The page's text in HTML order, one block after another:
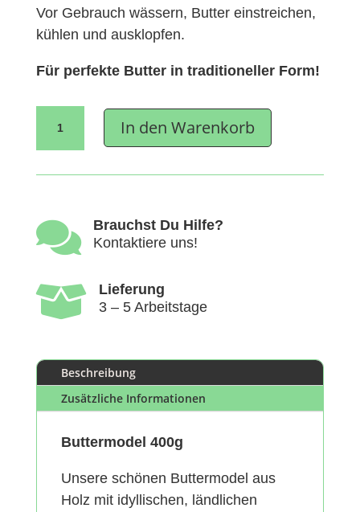
Vor Gebrauch wässern, Butter einstreichen,
kühlen und ausklopfen.
Für perfekte Butter in traditioneller Form!
Buttermodel
Holz
400g
In den Warenkorb

Brauchst Du Hilfe?
Kontaktiere uns!

Lieferung
3 – 5 Arbeitstage
Beschreibung
Zusätzliche Informationen
Buttermodel 400g
Unsere schönen Buttermodel aus
Holz mit idyllischen, ländlichen